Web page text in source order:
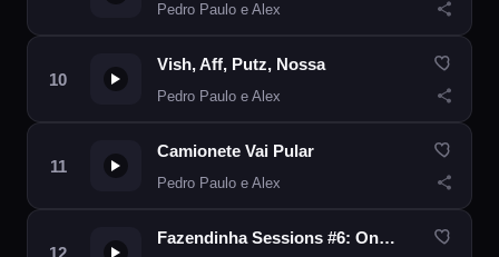
Pedro Paulo e Alex
Vish, Aff, Putz, Nossa
Pedro Paulo e Alex
Camionete Vai Pular
Pedro Paulo e Alex
Fazendinha Sessions #6: Onde é que Vou Viver?